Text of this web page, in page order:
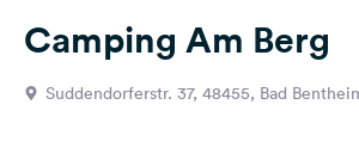
Fragen &
Feedback
Camping Am Berg
Suddendorferstr. 37, 48455, Bad